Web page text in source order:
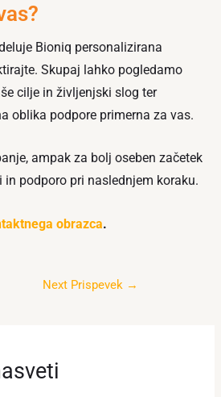
Bioniq personalizirana
Skupaj lahko pogledamo
cilje in življenjski slog ter
oblika podpore primerna za vas.
ampak za bolj oseben začetek
podporo pri naslednjem koraku.
obrazca.
Next Prispevek →